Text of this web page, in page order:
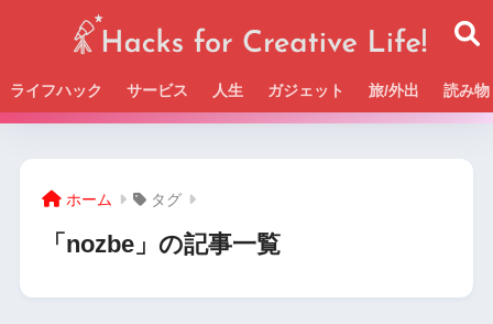
ライフハック サービス 人生 ガジェット 旅/外出 読み物
Beckの活動＆SNSまとめはこちら
ホーム タグ
「nozbe」の記事一覧